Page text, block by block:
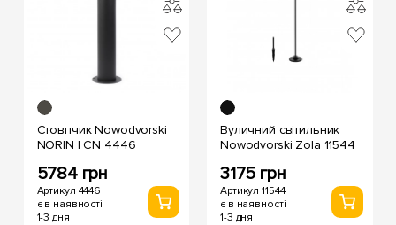
Стовпчик Nowodvorski
NORIN I CN 4446
5784 грн
Артикул 4446
є в наявності
1-3 дня
Вуличний світильник
Nowodvorski Zola 11544
3175 грн
Артикул 11544
є в наявності
1-3 дня